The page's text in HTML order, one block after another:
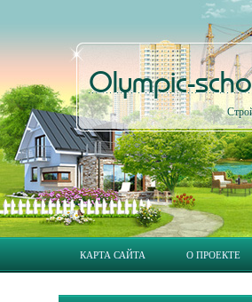
Olympic-
КАРТА САЙТА О ПРОЕКТЕ